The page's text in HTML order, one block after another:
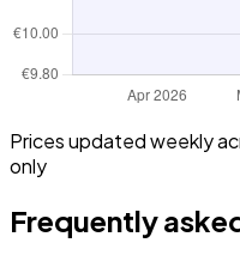
Prices updated weekly
only
Frequently